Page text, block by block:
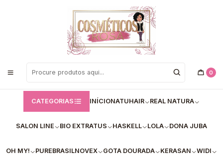
0
CATEGORIAS INÍCIONATUHAIR REAL NATURA
SALON LINE BIO EXTRATUS HASKELL LOLA DONA JUBA
OH MY! PUREBRASILNOVEX GOTA DOURADA KERASAN WIDI
Bem vindos a Loja de Cosméticos Rosa!
Shampoo - Bio Extratus
Shampoo Tutano Bio Extratus 1L – Cuidado Profundo para Cabelos
Secos e Danificados